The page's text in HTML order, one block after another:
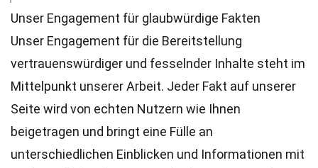
Unser Engagement für glaubwürdige Fakten
Unser Engagement für die Bereitstellung
vertrauenswürdiger und fesselnder Inhalte steht im
Mittelpunkt unserer Arbeit. Jeder Fakt auf unserer
Seite wird von echten Nutzern wie Ihnen
beigetragen und bringt eine Fülle an
unterschiedlichen Einblicken und Informationen mit